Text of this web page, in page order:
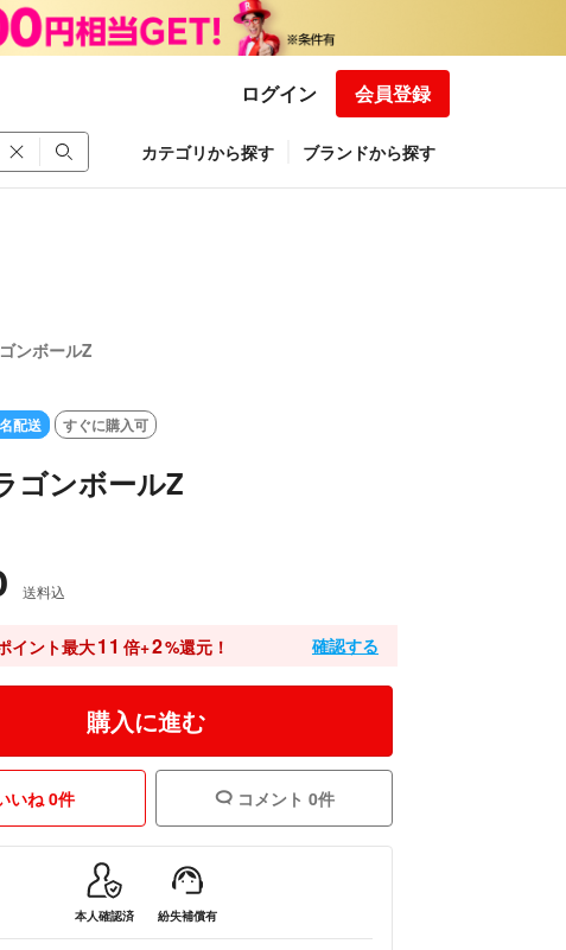
ログイン 会員登録
カテゴリから探す ブランドから探す
ンボールZ
配送 すぐに購入可
ゴンボールZ
送料込
イント最大11 倍+2%還元！ 確認する
購入に進む
いね 0件 コメント 0件
本人確認済 紛失補償有